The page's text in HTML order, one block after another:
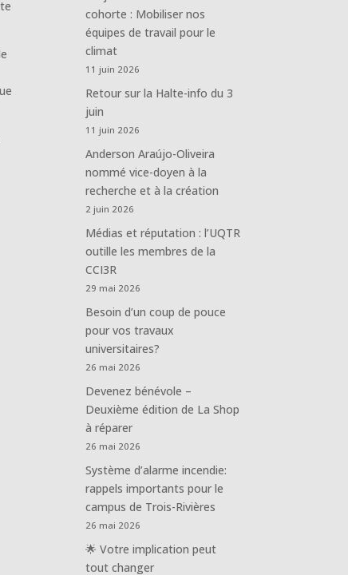
cohorte : Mobiliser nos
équipes de travail pour le
climat
11 juin 2026
Retour sur la Halte-info du 3
juin
11 juin 2026
Anderson Araújo-Oliveira
nommé vice-doyen à la
recherche et à la création
2 juin 2026
Médias et réputation : l’UQTR
outille les membres de la
CCI3R
29 mai 2026
Besoin d’un coup de pouce
pour vos travaux
universitaires?
26 mai 2026
Devenez bénévole –
Deuxième édition de La Shop
à réparer
26 mai 2026
Système d’alarme incendie:
rappels importants pour le
campus de Trois-Rivières
26 mai 2026
🌟 Votre implication peut
tout changer